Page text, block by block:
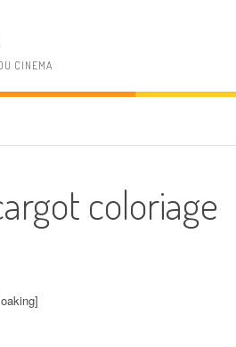
CINEMA
coloriage